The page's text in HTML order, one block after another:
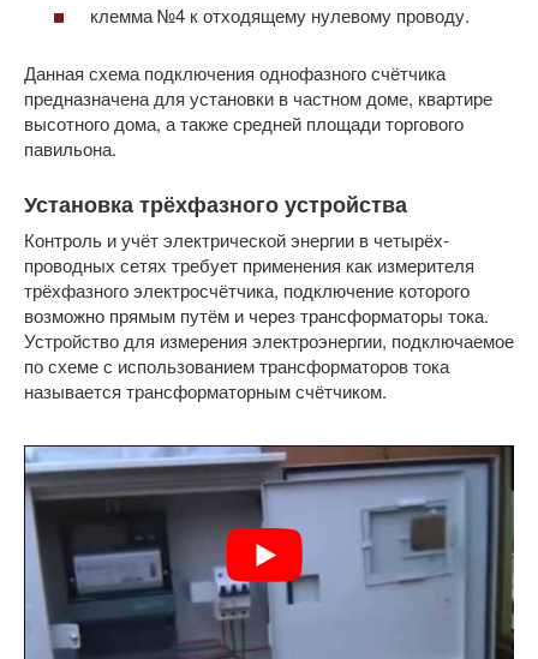
клемма №4 к отходящему нулевому проводу.
Данная схема подключения однофазного счётчика
предназначена для установки в частном доме, квартире
высотного дома, а также средней площади торгового
павильона.
Установка трёхфазного устройства
Контроль и учёт электрической энергии в четырёх-
проводных сетях требует применения как измерителя
трёхфазного электросчётчика, подключение которого
возможно прямым путём и через трансформаторы тока.
Устройство для измерения электроэнергии, подключаемое
по схеме с использованием трансформаторов тока
называется трансформаторным счётчиком.